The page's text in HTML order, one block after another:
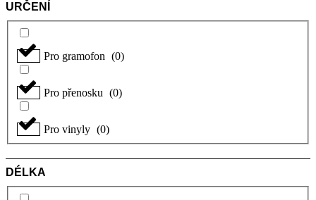
URČENÍ
Pro gramofon (0)
Pro přenosku (0)
Pro vinyly (0)
DÉLKA